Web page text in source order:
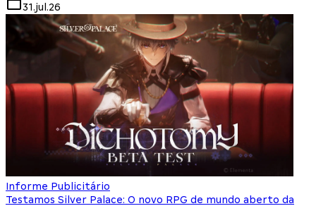
31.jul.26
Informe Publicitário
Testamos Silver Palace: O novo RPG de mundo aberto da